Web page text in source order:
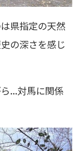
県指定の天然
の深さを感じ
...対馬に関係